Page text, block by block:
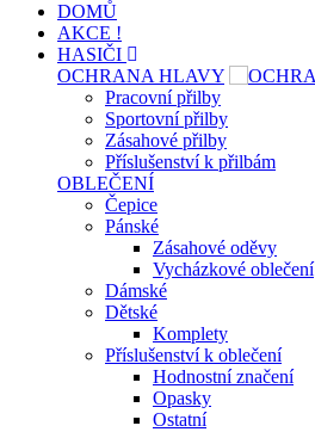
DOMŮ
AKCE !
HASIČI
OCHRANA HLAVY
Pracovní přilby
Sportovní přilby
Zásahové přilby
Příslušenství k přilbám
OBLEČENÍ
Čepice
Pánské
Zásahové oděvy
Vycházkové oblečení
Dámské
Dětské
Komplety
Příslušenství k oblečení
Hodnostní značení
Opasky
Ostatní